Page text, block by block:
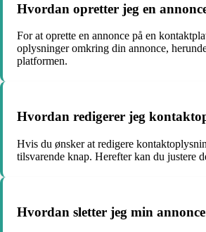
Hvordan opretter jeg en
For at oprette en annonce på en
oplysninger omkring din annonce,
platformen.
Hvordan redigerer jeg
Hvis du ønsker at redigere
tilsvarende knap. Herefter kan du justere
Hvordan sletter jeg min